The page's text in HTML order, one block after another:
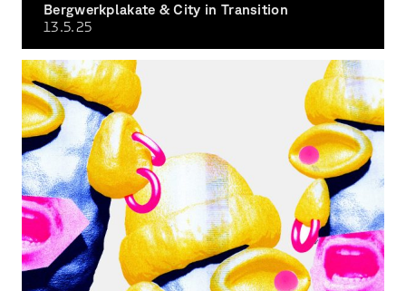
Bergwerkplakate & City in Transition
13.5.25